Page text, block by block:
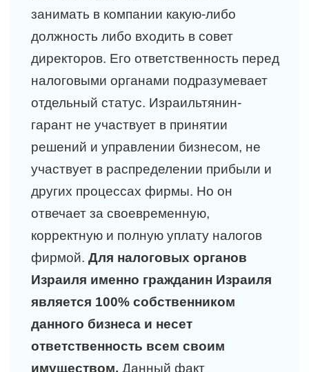
занимать в компании какую-либо
должность либо входить в совет
директоров. Его ответственность перед
налоговыми органами подразумевает
отдельный статус. Израильтянин-
гарант не участвует в принятии
решений и управлении бизнесом, не
участвует в распределении прибыли и
других процессах фирмы. Но он
отвечает за своевременную,
корректную и полную уплату налогов
фирмой. Для налоговых органов
Израиля именно гражданин Израиля
является 100% собственником
данного бизнеса и несет
ответственность всем своим
имуществом. Данный факт